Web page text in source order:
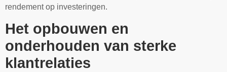
rendement op investeringen.
Het opbouwen en
onderhouden van sterke
klantrelaties